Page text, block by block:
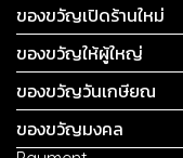
ของขวัญเปิดร้านใหม่
ของขวัญให้ผู้ใหญ่
ของขวัญวันเกษียณ
ของขวัญมงคล